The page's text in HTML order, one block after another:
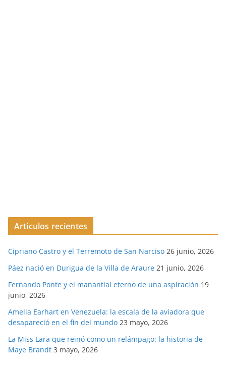
Artículos recientes
Cipriano Castro y el Terremoto de San Narciso 26 junio, 2026
Páez nació en Durigua de la Villa de Araure 21 junio, 2026
Fernando Ponte y el manantial eterno de una aspiración 19
junio, 2026
Amelia Earhart en Venezuela: la escala de la aviadora que
desapareció en el fin del mundo 23 mayo, 2026
La Miss Lara que reinó como un relámpago: la historia de
Maye Brandt 3 mayo, 2026